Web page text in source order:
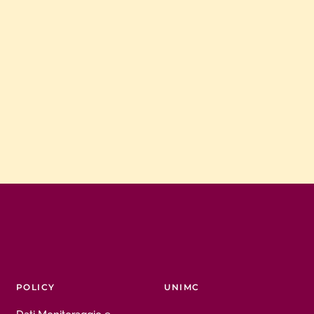
POLICY UNIMC